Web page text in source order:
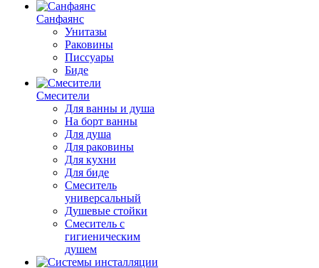
Санфаянс
Унитазы
Раковины
Писсуары
Биде
Смесители
Для ванны и душа
На борт ванны
Для душа
Для раковины
Для кухни
Для биде
Смеситель
универсальный
Душевые стойки
Смеситель с
гигиеническим
душем